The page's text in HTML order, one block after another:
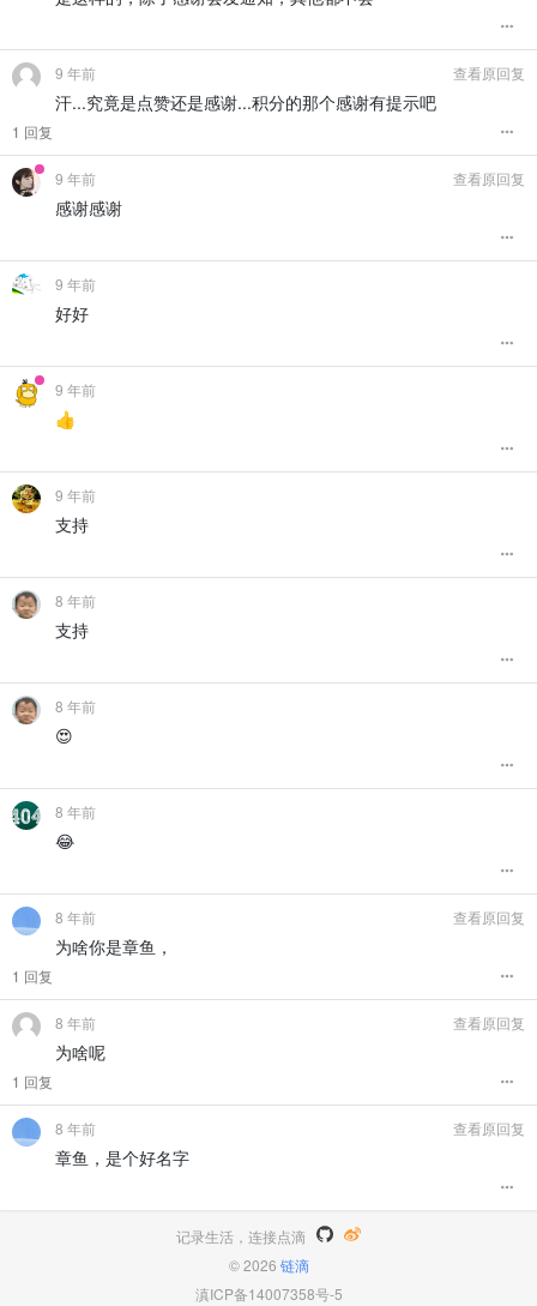
9 年前 查看原回复
汗...究竟是点赞还是感谢...积分的那个感谢有提示吧
1 回复
9 年前 查看原回复
感谢感谢
9 年前
好好
9 年前
👍
9 年前
支持
8 年前
支持
8 年前
😍
8 年前
😂
8 年前 查看原回复
为啥你是章鱼，
1 回复
8 年前 查看原回复
为啥呢
1 回复
8 年前 查看原回复
章鱼，是个好名字
记录生活，连接点滴
© 2026 链滴
滇ICP备14007358号-5